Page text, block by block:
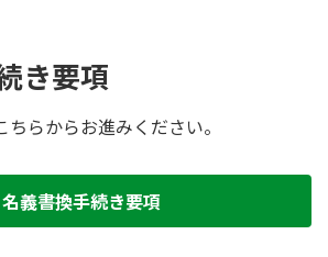
き要項
らからお進みください。
名義書換手続き要項